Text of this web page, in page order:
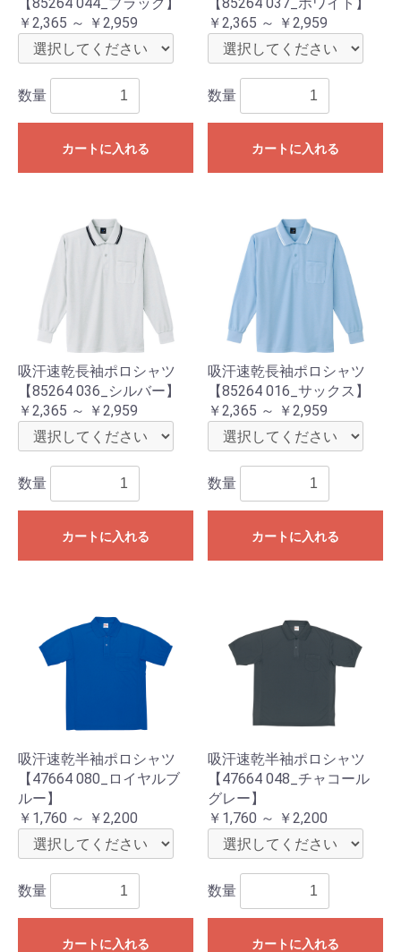
￥2,365 ～ ￥2,959
数量
カートに入れる
￥2,365 ～ ￥2,959
数量
カートに入れる
吸汗速乾長袖ポロシャツ
【85264 036_シルバー】
￥2,365 ～ ￥2,959
数量
カートに入れる
吸汗速乾長袖ポロシャツ
【85264 016_サックス】
￥2,365 ～ ￥2,959
数量
カートに入れる
吸汗速乾半袖ポロシャツ
【47664 080_ロイヤルブ
ルー】
￥1,760 ～ ￥2,200
数量
カートに入れる
吸汗速乾半袖ポロシャツ
【47664 048_チャコール
グレー】
￥1,760 ～ ￥2,200
数量
カートに入れる